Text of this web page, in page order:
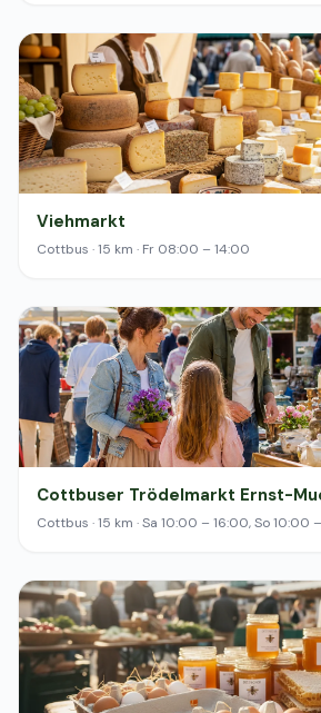
Viehmarkt
Cottbus · 15 km · Fr 08:00 – 14:00
Cottbuser Trödelmarkt Ernst-
Cottbus · 15 km · Sa 10:00 – 16:00, So 10:00